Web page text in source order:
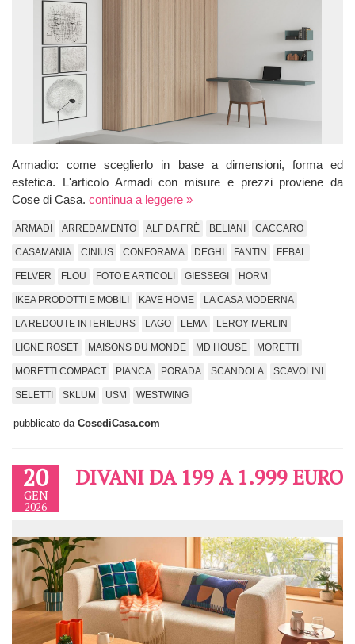
Armadio: come sceglierlo in base a dimensioni, forma ed
estetica. L'articolo Armadi con misure e prezzi proviene da
Cose di Casa. continua a leggere »
ARMADI ARREDAMENTO ALF DA FRÈ BELIANI CACCARO
CASAMANIA CINIUS CONFORAMA DEGHI FANTIN FEBAL
FELVER FLOU FOTO E ARTICOLI GIESSEGI HORM
IKEA PRODOTTI E MOBILI KAVE HOME LA CASA MODERNA
LA REDOUTE INTERIEURS LAGO LEMA LEROY MERLIN
LIGNE ROSET MAISONS DU MONDE MD HOUSE MORETTI
MORETTI COMPACT PIANCA PORADA SCANDOLA SCAVOLINI
SELETTI SKLUM USM WESTWING
pubblicato da CosediCasa.com
20
GEN
2026
DIVANI DA 199 A 1.999 EURO